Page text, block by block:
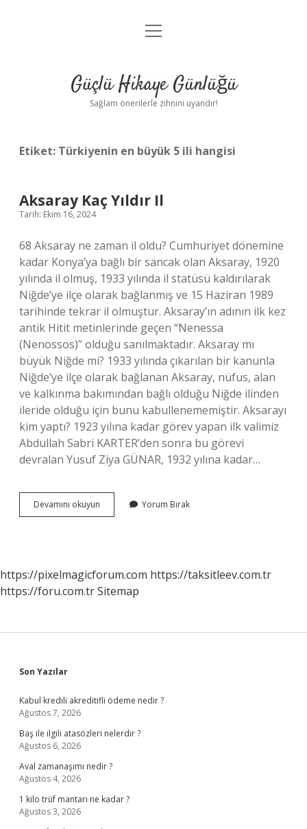
Anasayfa
Yasal Uyarı
menüyü
Güçlü Hikaye Günlüğü
Sağlam önerilerle zihnini uyandır!
Etiket: Türkiyenin en büyük 5 ili hangisi
Aksaray Kaç Yıldır Il
Tarih: Ekim 16, 2024
68 Aksaray ne zaman il oldu? Cumhuriyet dönemine
kadar Konya’ya bağlı bir sancak olan Aksaray, 1920
yılında il olmuş, 1933 yılında il statüsü kaldırılarak
Niğde’ye ilçe olarak bağlanmış ve 15 Haziran 1989
tarihinde tekrar il olmuştur. Aksaray’ın adının ilk kez
antik Hitit metinlerinde geçen “Nenessa
(Nenossos)” olduğu sanılmaktadır. Aksaray mı
büyük Niğde mi? 1933 yılında çıkarılan bir kanunla
Niğde’ye ilçe olarak bağlanan Aksaray, nüfus, alan
ve kalkınma bakımından bağlı olduğu Niğde ilinden
ileride olduğu için bunu kabullenememiştir. Aksarayı
kim yaptı? 1923 yılına kadar görev yapan ilk valimiz
Abdullah Sabri KARTER’den sonra bu görevi
devralan Yusuf Ziya GÜNAR, 1932 yılına kadar…
Devamını okuyun Aksaray
Kaç
Yorum Bırak
https://pixelmagicforum.com https://taksitleev.com.tr
https://foru.com.trSitemap
Sidebar
Son Yazılar
Kabul kredili akreditifli ödeme nedir ?
Ağustos 7, 2026
Baş ile ilgili atasözleri nelerdir ?
Ağustos 6, 2026
Aval zamanaşımı nedir ?
Ağustos 4, 2026
1 kilo trüf mantarı ne kadar ?
Ağustos 3, 2026